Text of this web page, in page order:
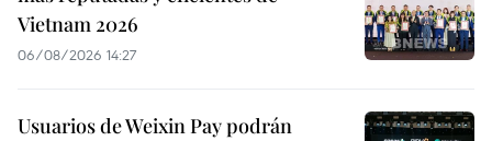
Vietnam 2026
06/08/2026 14:27
Usuarios de Weixin Pay podrán